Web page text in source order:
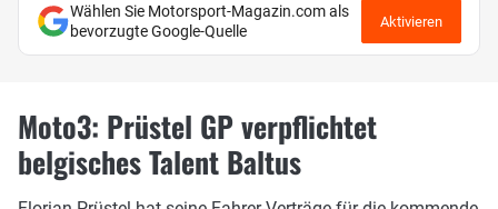
Wählen Sie Motorsport-Magazin.com als
bevorzugte Google-Quelle
Aktivieren
Moto3: Prüstel GP verpflichtet
belgisches Talent Baltus